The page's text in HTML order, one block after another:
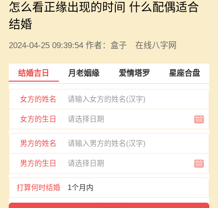
怎么看正缘出现的时间 什么配偶适合
结婚
2024-04-25 09:39:54 作者：盒子 在线八字网
结婚吉日 月老姻缘 爱情塔罗 星座合盘
女方的姓名
女方的生日
男方的姓名
男方的生日
打算何时结婚